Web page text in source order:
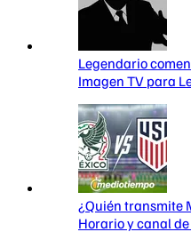
Legendario
Imagen TV para
¿Quién transmite
Horario y canal